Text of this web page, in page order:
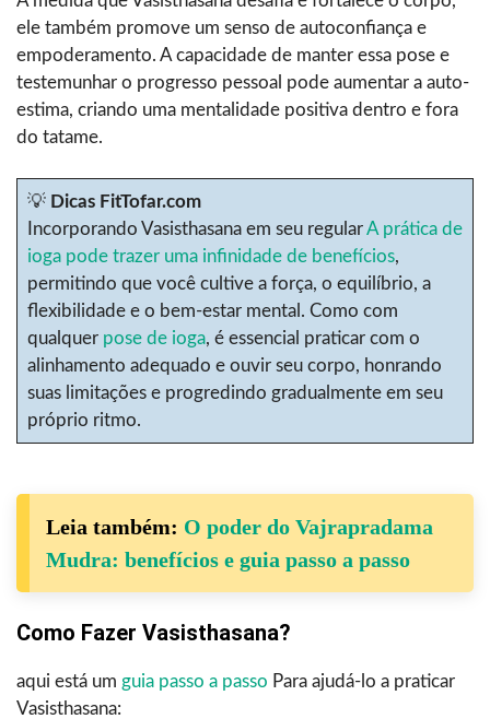
ele também promove um senso de autoconfiança e
empoderamento. A capacidade de manter essa pose e
testemunhar o progresso pessoal pode aumentar a auto-
estima, criando uma mentalidade positiva dentro e fora
do tatame.
💡 Dicas FitTofar.com
Incorporando Vasisthasana em seu regularA prática de
ioga pode trazer uma infinidade de benefícios,
permitindo que você cultive a força, o equilíbrio, a
flexibilidade e o bem-estar mental. Como com
qualquer pose de ioga, é essencial praticar com o
alinhamento adequado e ouvir seu corpo, honrando
suas limitações e progredindo gradualmente em seu
próprio ritmo.
Leia também: O poder do Vajrapradama
Mudra: benefícios e guia passo a passo
Como Fazer Vasisthasana?
aqui está um guia passo a passo Para ajudá-lo a praticar
Vasisthasana: